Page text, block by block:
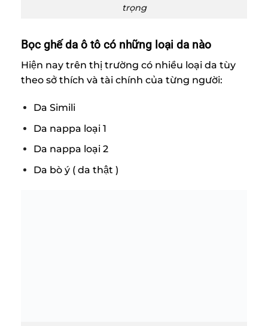
trọng
Bọc ghế da ô tô có những loại da nào
Hiện nay trên thị trường có nhiều loại da tùy
theo sở thích và tài chính của từng người:
Da Simili
Da nappa loại 1
Da nappa loại 2
Da bò ý ( da thật )